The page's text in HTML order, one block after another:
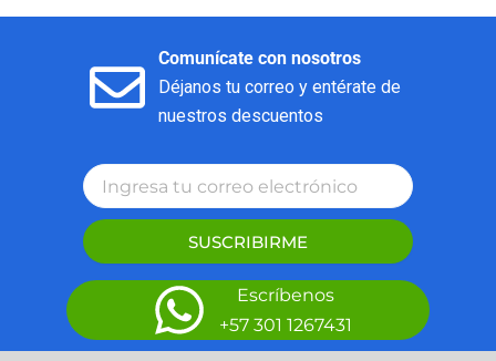
Comunícate con nosotros
Déjanos tu correo y entérate de
nuestros descuentos
SUSCRIBIRME
Escríbenos
+57 301 1267431